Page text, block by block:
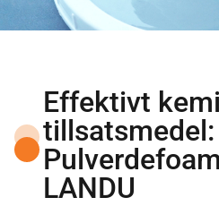
Effektivt
tillsatsmedel:
LANDU